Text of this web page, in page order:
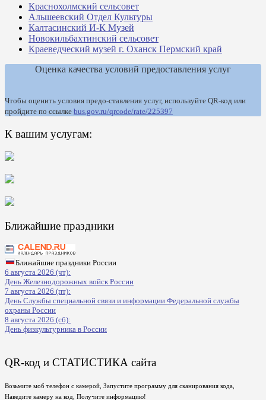
Краснохолмский сельсовет
Альшеевский Отдел Культуры
Калтасинский И-К Музей
Новокильбахтинский сельсовет
Краеведческий музей г. Оханск Пермский край
Оценка качества условий предоставления услуг
Чтобы оценить условия предо-ставления услуг, используйте QR-код или
пройдите по ссылке bus.gov.ru/qrcode/rate/225397
К вашим услугам:
Ближайшие праздники
Ближайшие праздники России
6 августа 2026 (чт):
День Железнодорожных войск России
7 августа 2026 (пт):
День Службы специальной связи и информации Федеральной службы
охраны России
8 августа 2026 (сб):
День физкультурника в России
QR-код и СТАТИСТИКА сайта
Возьмите моб телефон с камерой, Запустите программу для сканирования кода,
Наведите камеру на код, Получите информацию!